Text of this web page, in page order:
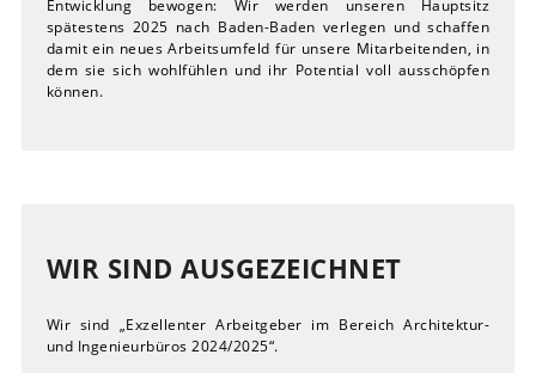
Entwicklung bewogen: Wir werden unseren Hauptsitz
spätestens 2025 nach Baden-Baden verlegen und schaffen
damit ein neues Arbeitsumfeld für unsere Mitarbeitenden, in
dem sie sich wohlfühlen und ihr Potential voll ausschöpfen
können.
WIR SIND AUSGEZEICHNET
Wir sind „Exzellenter Arbeitgeber im Bereich Architektur-
und Ingenieurbüros 2024/2025“.